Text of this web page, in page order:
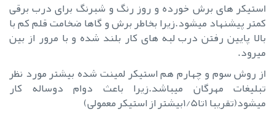
استیکر های برش خورده و روز رنگ و شبرنگ برای درب برقی
کمتر پیشنهاد میشود.زیرا بخاطر برش و گاها ضخامت قلم کم با
بالا پایین رفتن درب لبه های کار بلند شده و با مرور از بین
میرود.
از روش سوم و چهارم هم استیکر لمینت شده بیشتر مورد نظر
تبلیغات مهرگان میباشد.زیرا باعث دوام دوساله کار
میشود(تقریبا 1تا1/5بیشتر از استیکر معمولی)